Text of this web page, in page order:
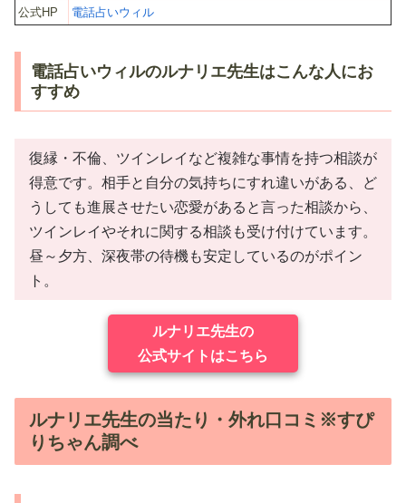
公式HP
電話占いウィル
電話占いウィルのルナリエ先生はこんな人にお
すすめ
復縁・不倫、ツインレイなど複雑な事情を持つ相談が
得意です。相手と自分の気持ちにすれ違いがある、ど
うしても進展させたい恋愛があると言った相談から、
ツインレイやそれに関する相談も受け付けています。
昼～夕方、深夜帯の待機も安定しているのがポイン
ト。
ルナリエ先生の
公式サイトはこちら
ルナリエ先生の当たり・外れ口コミ※すぴ
りちゃん調べ